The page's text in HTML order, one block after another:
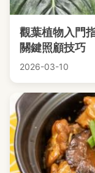
觀葉植物入門
關鍵照顧技巧
2026-03-10